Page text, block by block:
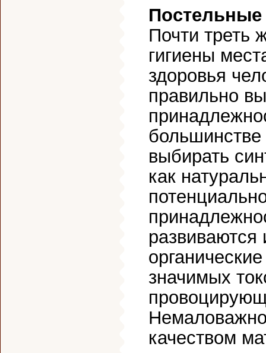
Почти треть
гигиены
здоровья
правильно
большинстве
выбирать
как
развиваются
значимых
Немаловажно
качеством